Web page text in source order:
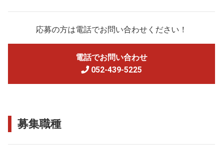
応募の方は電話でお問い合わせください！
電話でお問い合わせ
052-439-5225
募集職種